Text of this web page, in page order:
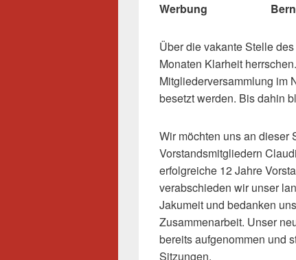
Werbung Bernd
Über die vakante Stelle
Monaten Klarheit
Mitgliederversammlung im
besetzt werden. Bis dahin
Wir möchten uns an dieser
Vorstandsmitgliedern
erfolgreiche 12 Jahre
verabschieden wir unser
Jakumeit und bedanken
Zusammenarbeit. Unser
bereits aufgenommen und
Sitzungen.